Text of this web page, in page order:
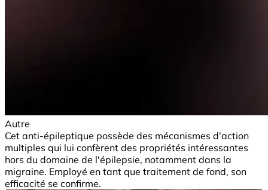
Autre
Cet anti-épileptique possède des mécanismes d'action
multiples qui lui confèrent des propriétés intéressantes
hors du domaine de l'épilepsie, notamment dans la
migraine. Employé en tant que traitement de fond, son
efficacité se confirme.